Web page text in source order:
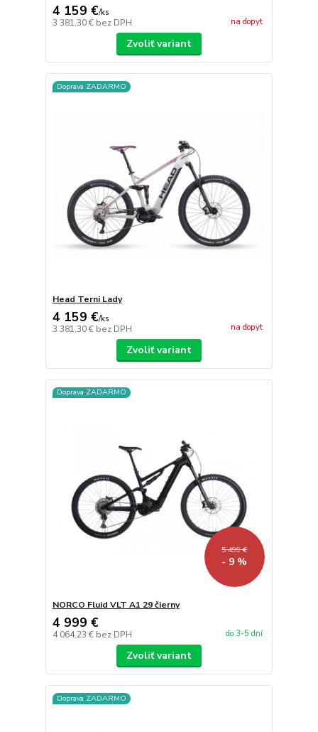
4 159 €/ks
3 381,30 € bez DPH na dopyt
Zvoliť variant
Doprava ZADARMO
Head Terni Lady
4 159 €/ks
3 381,30 € bez DPH na dopyt
Zvoliť variant
Doprava ZADARMO
5 499 €
- 9 %
NORCO Fluid VLT A1 29 čierny
4 999 €
4 064,23 € bez DPH do 3-5 dní
Zvoliť variant
Doprava ZADARMO